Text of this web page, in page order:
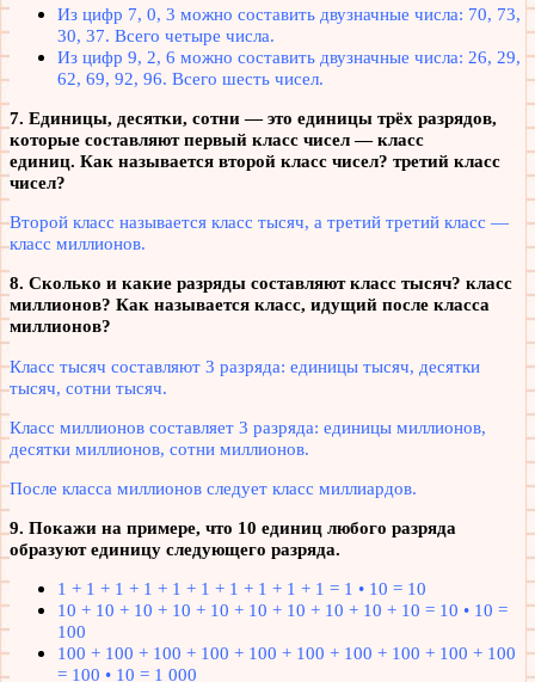
Из цифр 7, 0, 3 можно составить двузначные числа: 70, 73,
30, 37. Всего четыре числа.
Из цифр 9, 2, 6 можно составить двузначные числа: 26, 29,
62, 69, 92, 96. Всего шесть чисел.
7. Единицы, десятки, сотни — это единицы трёх разрядов,
которые составляют первый класс чисел — класс
единиц. Как называется второй класс чисел? третий класс
чисел?
Второй класс называется класс тысяч, а третий третий класс —
класс миллионов.
8. Сколько и какие разряды составляют класс тысяч? класс
миллионов? Как называется класс, идущий после класса
миллионов?
Класс тысяч составляют 3 разряда: единицы тысяч, десятки
тысяч, сотни тысяч.
Класс миллионов составляет 3 разряда: единицы миллионов,
десятки миллионов, сотни миллионов.
После класса миллионов следует класс миллиардов.
9. Покажи на примере, что 10 единиц любого разряда
образуют единицу следующего разряда.
1 + 1 + 1 + 1 + 1 + 1 + 1 + 1 + 1 + 1 = 1 • 10 = 10
10 + 10 + 10 + 10 + 10 + 10 + 10 + 10 + 10 + 10 = 10 • 10 =
100
100 + 100 + 100 + 100 + 100 + 100 + 100 + 100 + 100 + 100
= 100 • 10 = 1 000